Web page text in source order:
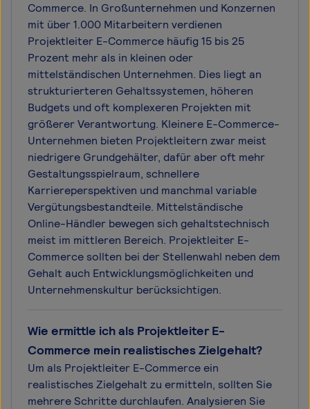
Commerce. In Großunternehmen und Konzernen
mit über 1.000 Mitarbeitern verdienen
Projektleiter E-Commerce häufig 15 bis 25
Prozent mehr als in kleinen oder
mittelständischen Unternehmen. Dies liegt an
strukturierteren Gehaltssystemen, höheren
Budgets und oft komplexeren Projekten mit
größerer Verantwortung. Kleinere E-Commerce-
Unternehmen bieten Projektleitern zwar meist
niedrigere Grundgehälter, dafür aber oft mehr
Gestaltungsspielraum, schnellere
Karriereperspektiven und manchmal variable
Vergütungsbestandteile. Mittelständische
Online-Händler bewegen sich gehaltstechnisch
meist im mittleren Bereich. Projektleiter E-
Commerce sollten bei der Stellenwahl neben dem
Gehalt auch Entwicklungsmöglichkeiten und
Unternehmenskultur berücksichtigen.
Wie ermittle ich als Projektleiter E-
Commerce mein realistisches Zielgehalt?
Um als Projektleiter E-Commerce ein
realistisches Zielgehalt zu ermitteln, sollten Sie
mehrere Schritte durchlaufen. Analysieren Sie